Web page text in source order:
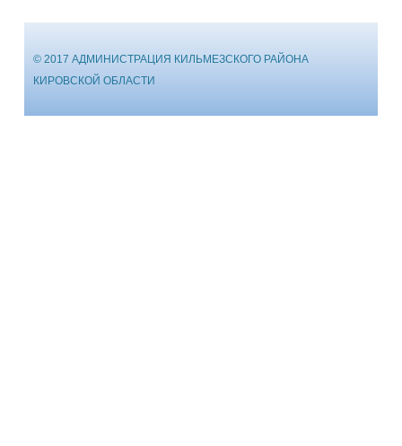
© 2017 АДМИНИСТРАЦИЯ КИЛЬМЕЗСКОГО РАЙОНА
КИРОВСКОЙ ОБЛАСТИ